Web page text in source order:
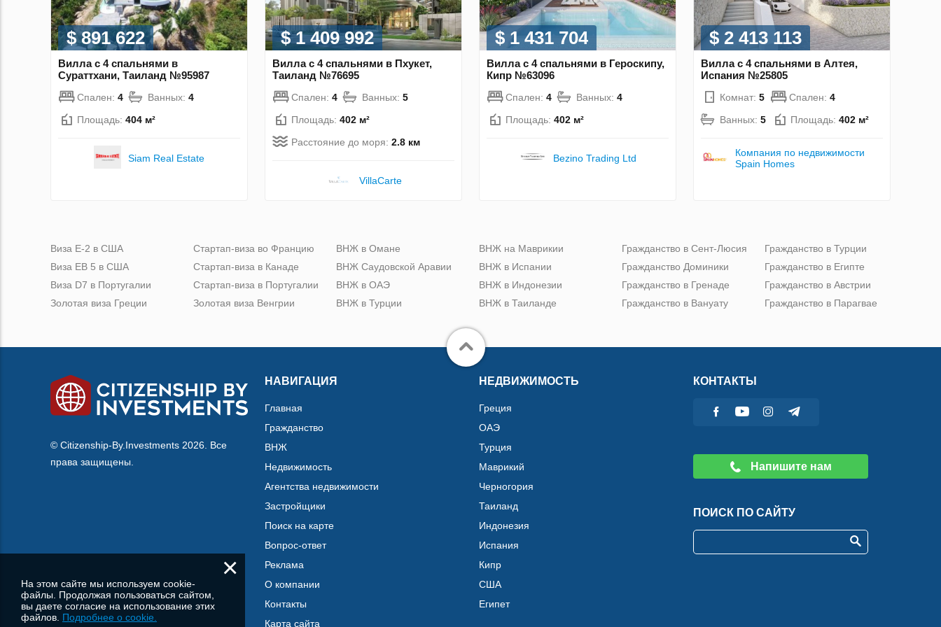
$ 891 622
Вилла с 4 спальнями в
Сураттхани, Таиланд №95987
Спален: 4 Ванных: 4
Площадь: 404 м²
Siam Real Estate
$ 1 409 992
Вилла с 4 спальнями в Пхукет,
Таиланд №76695
Спален: 4 Ванных: 5
Площадь: 402 м²
Расстояние до моря: 2.8 км
VillaСarte
$ 1 431 704
Вилла с 4 спальнями в Героскипу,
Кипр №63096
Спален: 4 Ванных: 4
Площадь: 402 м²
Bezino Trading Ltd
$ 2 413 113
Вилла с 4 спальнями в Алтея,
Испания №25805
Комнат: 5 Спален: 4
Ванных: 5 Площадь: 402 м²
Компания по недвижимости
Spain Homes
Виза Е-2 в США
Виза ЕВ 5 в США
Виза D7 в Португалии
Золотая виза Греции
Стартап-виза во Францию
Стартап-виза в Канаде
Стартап-виза в Португалии
Золотая виза Венгрии
ВНЖ в Омане
ВНЖ Саудовской Аравии
ВНЖ в ОАЭ
ВНЖ в Турции
ВНЖ на Маврикии
ВНЖ в Испании
ВНЖ в Индонезии
ВНЖ в Таиланде
Гражданство в Сент-Люсия
Гражданство Доминики
Гражданство в Гренаде
Гражданство в Вануату
Гражданство в Турции
Гражданство в Египте
Гражданство в Австрии
Гражданство в Парагвае
© Citizenship-By.Investments 2026. Все
права защищены.
НАВИГАЦИЯ
Главная
Гражданство
ВНЖ
Недвижимость
Агентства недвижимости
Застройщики
Поиск на карте
Вопрос-ответ
Реклама
О компании
Контакты
Карта сайта
НЕДВИЖИМОСТЬ
Греция
ОАЭ
Турция
Маврикий
Черногория
Таиланд
Индонезия
Испания
Кипр
США
Египет
КОНТАКТЫ
Напишите нам
ПОИСК ПО САЙТУ
×
На этом сайте мы используем cookie-
файлы. Продолжая пользоваться сайтом,
вы даете согласие на использование этих
файлов. Подробнее о cookie.